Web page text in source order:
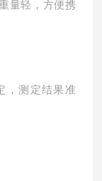
量轻，方便携
，测定结果准